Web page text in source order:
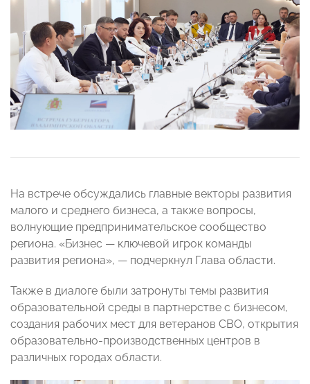
На встрече обсуждались главные векторы развития
малого и среднего бизнеса, а также вопросы,
волнующие предпринимательское сообщество
региона. «Бизнес — ключевой игрок команды
развития региона», — подчеркнул Глава области.
Также в диалоге были затронуты темы развития
образовательной среды в партнерстве с бизнесом,
создания рабочих мест для ветеранов СВО, открытия
образовательно-производственных центров в
различных городах области.